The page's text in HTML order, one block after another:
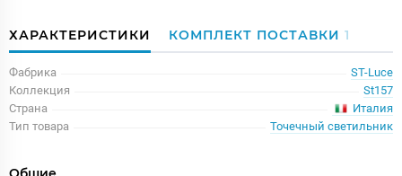
ХАРАКТЕРИСТИКИ КОМПЛЕКТ ПОСТАВКИ 1
Фабрика
ST-Luce
Коллекция
St157
Страна
Италия
Тип товара
Точечный светильник